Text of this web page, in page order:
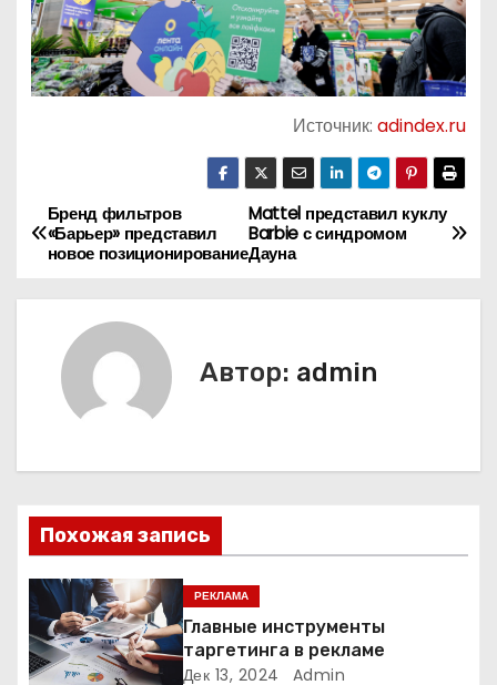
Источник:adindex.ru
Н
а
ц
и
я
п
Mattel представил куклу
Barbie с синдромом
Дауна
Бренд фильтров
«Барьер» представил
новое позиционирование
Автор: admin
Похожая запись
РЕКЛАМА
Главные инструменты
таргетинга в рекламе
Дек 13, 2024 Admin